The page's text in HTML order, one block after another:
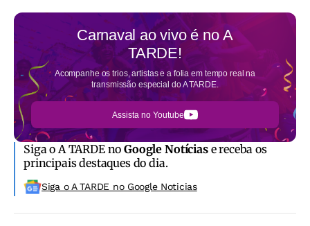
Carnaval ao vivo é noA
TARDE!
Acompanhe os trios, artistas e a folia em tempo real na
transmissão especial do A TARDE.
Assista no Youtube
Siga o A TARDE noGoogle Notíciase receba os
principais destaques do dia.
Siga o A TARDE no Google Noticias